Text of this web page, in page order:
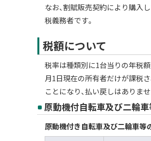
なお、割賦販売契約により購入
税義務者です。
税額について
税率は種類別に1台当りの年税
月1日現在の所有者だけが課税
ことになり、払い戻しはありま
原動機付自転車及び二輪車
原動機付き自転車及び二輪車等